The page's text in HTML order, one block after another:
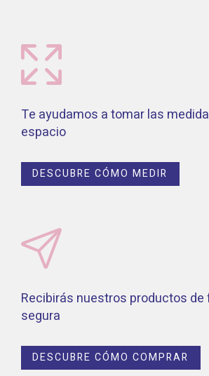
Te ayudamos a tomar las
espacio
DESCUBRE CÓMO MEDIR
Recibirás nuestros productos
segura
DESCUBRE CÓMO COMPRAR